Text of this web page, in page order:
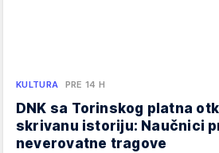
KULTURA PRE 14 H
DNK sa Torinskog platna
skrivanu istoriju: Naučnici
neverovatne tragove